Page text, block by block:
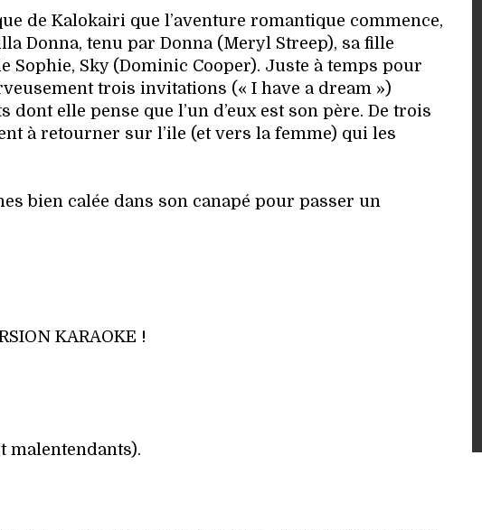
de Kalokairi que l’aventure romantique commence,
Donna, tenu par Donna (Meryl Streep), sa fille
Sophie, Sky (Dominic Cooper). Juste à temps pour
trois invitations (« I have a dream »)
elle pense que l’un d’eux est son père. De trois
à retourner sur l’ile (et vers la femme) qui les
bien calée dans son canapé pour passer un
KARAOKE !
malentendants).